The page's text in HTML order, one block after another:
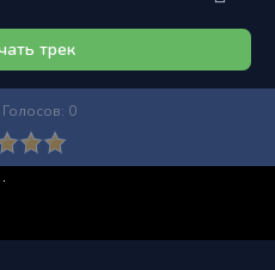
трек
Голосов: 0